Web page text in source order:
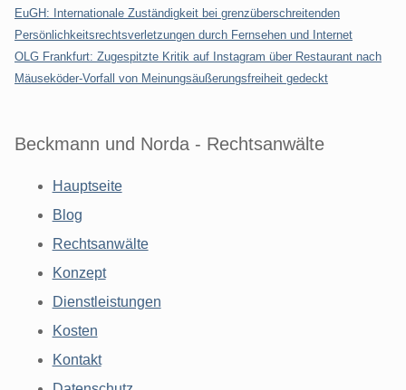
EuGH: Internationale Zuständigkeit bei grenzüberschreitenden
Persönlichkeitsrechtsverletzungen durch Fernsehen und Internet
OLG Frankfurt: Zugespitzte Kritik auf Instagram über Restaurant nach
Mäuseköder-Vorfall von Meinungsäußerungsfreiheit gedeckt
Beckmann und Norda - Rechtsanwälte
Hauptseite
Blog
Rechtsanwälte
Konzept
Dienstleistungen
Kosten
Kontakt